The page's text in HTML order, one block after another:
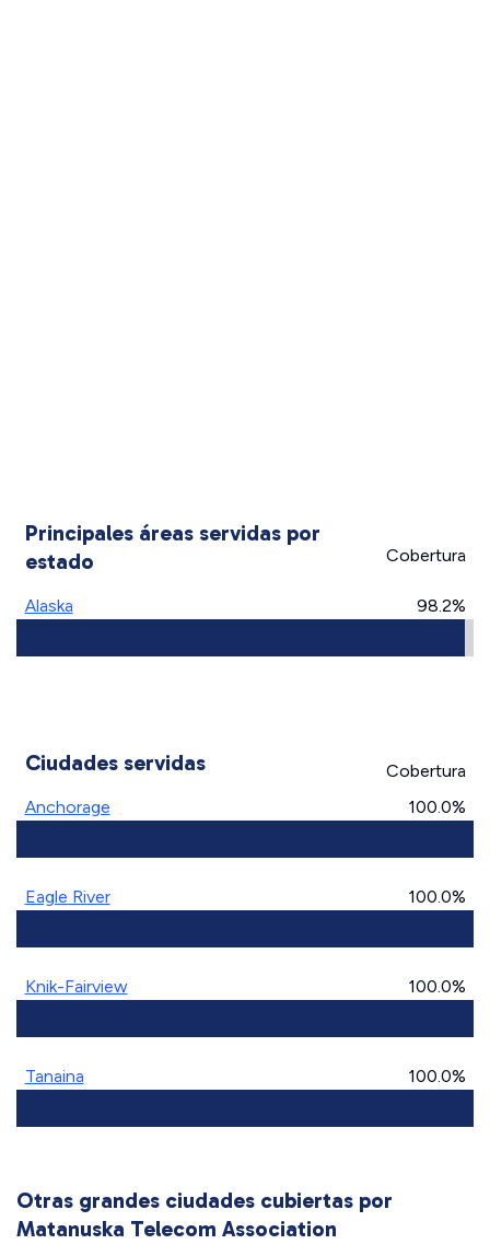
Principales áreas servidas por
estado
Cobertura
Alaska 98.2%
Ciudades servidas
Cobertura
Anchorage
100.0%
Eagle River 100.0%
Knik-Fairview 100.0%
Tanaina 100.0%
Otras grandes ciudades cubiertas por
Matanuska Telecom Association